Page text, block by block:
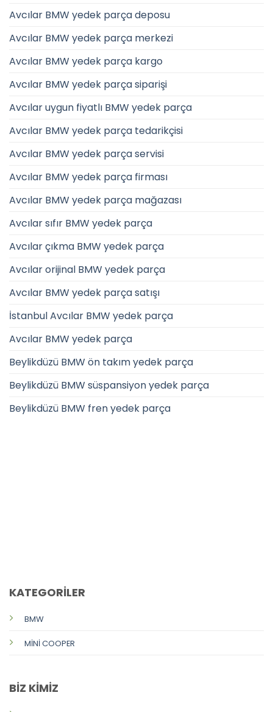
Avcılar BMW yedek parça deposu
Avcılar BMW yedek parça merkezi
Avcılar BMW yedek parça kargo
Avcılar BMW yedek parça siparişi
Avcılar uygun fiyatlı BMW yedek parça
Avcılar BMW yedek parça tedarikçisi
Avcılar BMW yedek parça servisi
Avcılar BMW yedek parça firması
Avcılar BMW yedek parça mağazası
Avcılar sıfır BMW yedek parça
Avcılar çıkma BMW yedek parça
Avcılar orijinal BMW yedek parça
Avcılar BMW yedek parça satışı
İstanbul Avcılar BMW yedek parça
Avcılar BMW yedek parça
Beylikdüzü BMW ön takım yedek parça
Beylikdüzü BMW süspansiyon yedek parça
Beylikdüzü BMW fren yedek parça
KATEGORİLER
BMW
MİNİ COOPER
BİZ KİMİZ